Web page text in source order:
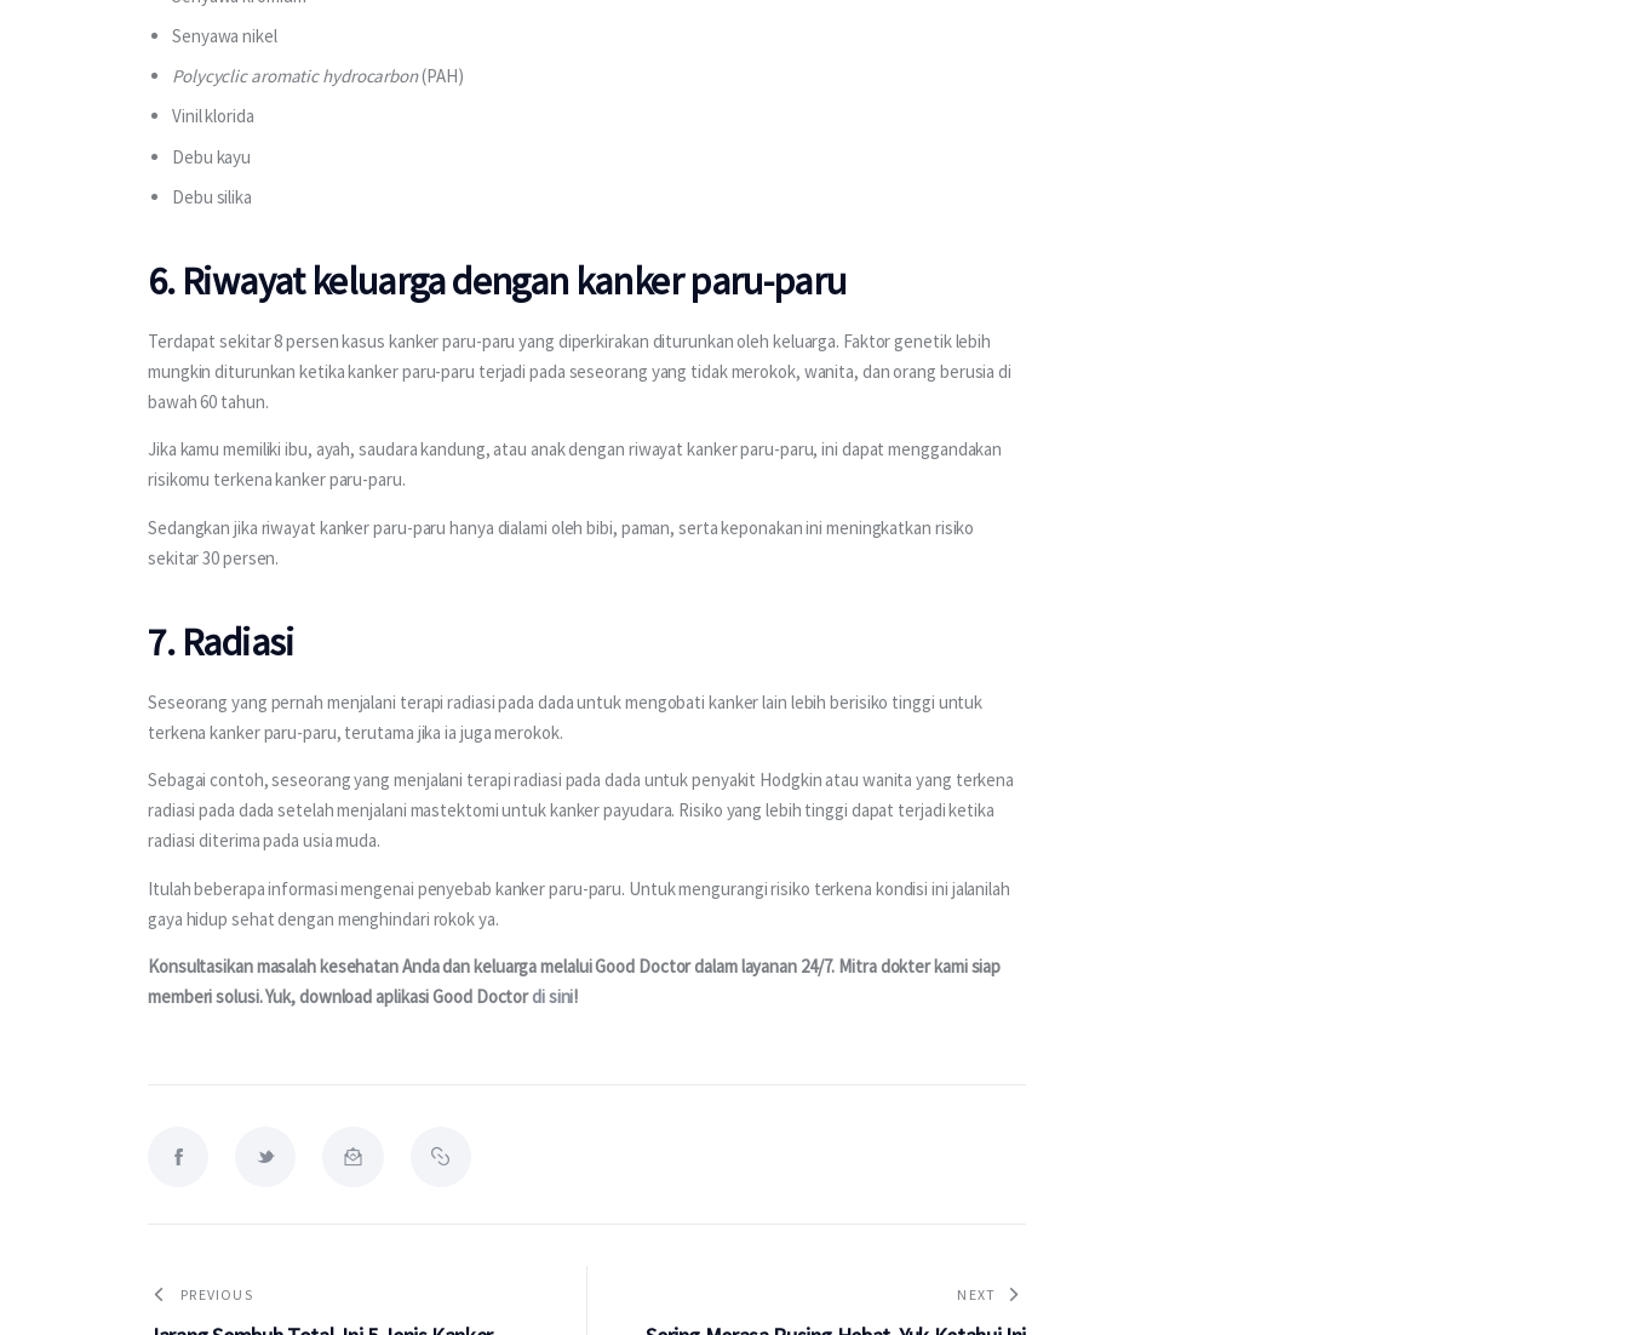
Senyawa nikel
Polycyclic aromatic hydrocarbon(PAH)
Vinil klorida
Debu kayu
Debu silika
6. Riwayat keluarga dengan kanker paru-paru
Terdapat sekitar 8 persen kasus kanker paru-paru yang diperkirakan diturunkan oleh keluarga. Faktor genetik lebih
mungkin diturunkan ketika kanker paru-paru terjadi pada seseorang yang tidak merokok, wanita, dan orang berusia di
bawah 60 tahun.
Jika kamu memiliki ibu, ayah, saudara kandung, atau anak dengan riwayat kanker paru-paru, ini dapat menggandakan
risikomu terkena kanker paru-paru.
Sedangkan jika riwayat kanker paru-paru hanya dialami oleh bibi, paman, serta keponakan ini meningkatkan risiko
sekitar 30 persen.
7. Radiasi
Seseorang yang pernah menjalani terapi radiasi pada dada untuk mengobati kanker lain lebih berisiko tinggi untuk
terkena kanker paru-paru, terutama jika ia juga merokok.
Sebagai contoh, seseorang yang menjalani terapi radiasi pada dada untuk penyakit Hodgkin atau wanita yang terkena
radiasi pada dada setelah menjalani mastektomi untuk kanker payudara. Risiko yang lebih tinggi dapat terjadi ketika
radiasi diterima pada usia muda.
Itulah beberapa informasi mengenai penyebab kanker paru-paru. Untuk mengurangi risiko terkena kondisi ini jalanilah
gaya hidup sehat dengan menghindari rokok ya.
Konsultasikan masalah kesehatan Anda dan keluarga melalui Good Doctor dalam layanan 24/7. Mitra dokter kami siap
memberi solusi. Yuk, download aplikasi Good Doctor di sini!
PREVIOUS NEXT